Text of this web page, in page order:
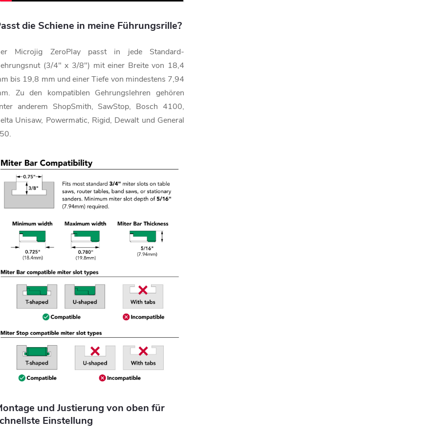
die Schiene in meine Führungsrille?
Microjig ZeroPlay passt in jede Standard-
(3/4" x 3/8") mit einer Breite von 18,4
bis 19,8 mm und einer Tiefe von mindestens 7,94
Zu den kompatiblen Gehrungslehren gehören
anderem ShopSmith, SawStop, Bosch 4100,
Unisaw, Powermatic, Rigid, Dewalt und General
und Justierung von oben für
Einstellung